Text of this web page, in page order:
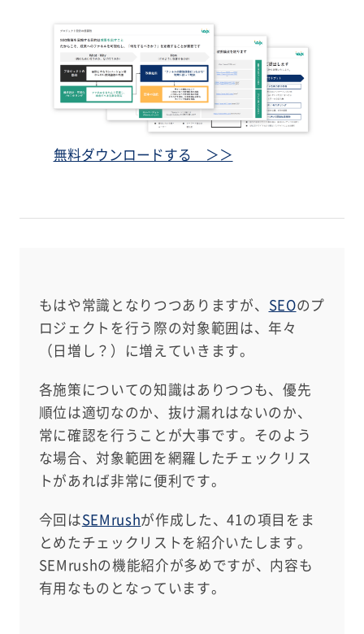
無料ダウンロードする ＞＞
もはや常識となりつつありますが、 SEOのプ
ロジェクトを行う際の対象範囲は、年々
（日増し？）に増えていきます。
各施策についての知識はありつつも、優先
順位は適切なのか、抜け漏れはないのか、
常に確認を行うことが大事です。そのよう
な場合、対象範囲を網羅したチェックリス
トがあれば非常に便利です。
今回はSEMrushが作成した、41の項目をま
とめたチェックリストを紹介いたします。
SEMrushの機能紹介が多めですが、内容も
有用なものとなっています。